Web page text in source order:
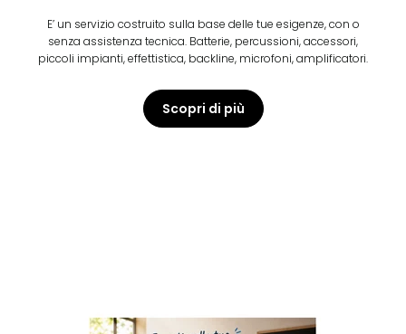
E’ un servizio costruito sulla base delle tue esigenze, con o
senza assistenza tecnica. Batterie, percussioni, accessori,
piccoli impianti, effettistica, backline, microfoni, amplificatori.
Scopri di più